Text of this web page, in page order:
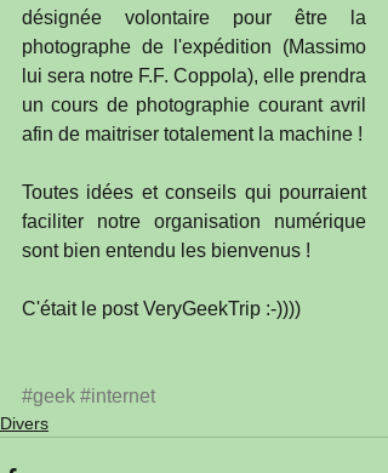
désignée volontaire pour être la
photographe de l'expédition (Massimo
lui sera notre F.F. Coppola), elle prendra
un cours de photographie courant avril
afin de maitriser totalement la machine !
Toutes idées et conseils qui pourraient
faciliter notre organisation numérique
sont bien entendu les bienvenus !
C'était le post VeryGeekTrip :-))))
#geek #internet
Divers